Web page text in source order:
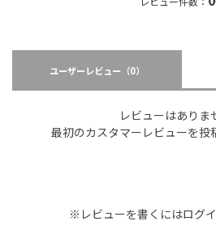
ユーザーレビュー （0）
レビューはありま
最初のカスタマーレビューを投
※レビューを書くにはログ